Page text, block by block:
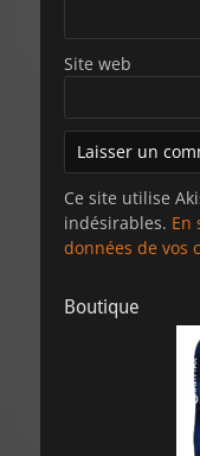
Site web
Ce site utilise
indésirables. En
données de vos
Boutique